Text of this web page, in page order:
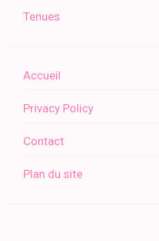
Tenues
Accueil
Privacy Policy
Contact
Plan du site